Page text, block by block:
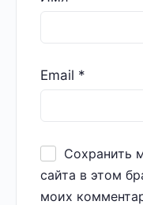
Email *
Сохранить
сайта в этом
моих